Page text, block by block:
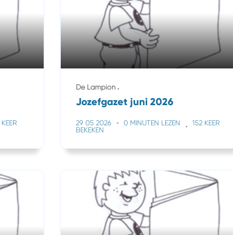
De Lampion
Jozefgazet juni 2026
29 05 2026 0 MINUTEN LEZEN
152 KEER
BEKEKEN